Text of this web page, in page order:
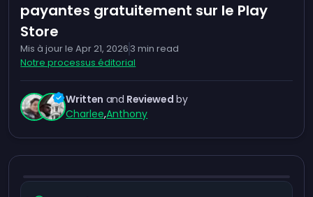
payantes gratuitement sur le Play
Store
Mis à jour le Apr 21, 2026 3 min read
Notre processus éditorial
Written and Reviewed by
Charlee,Anthony